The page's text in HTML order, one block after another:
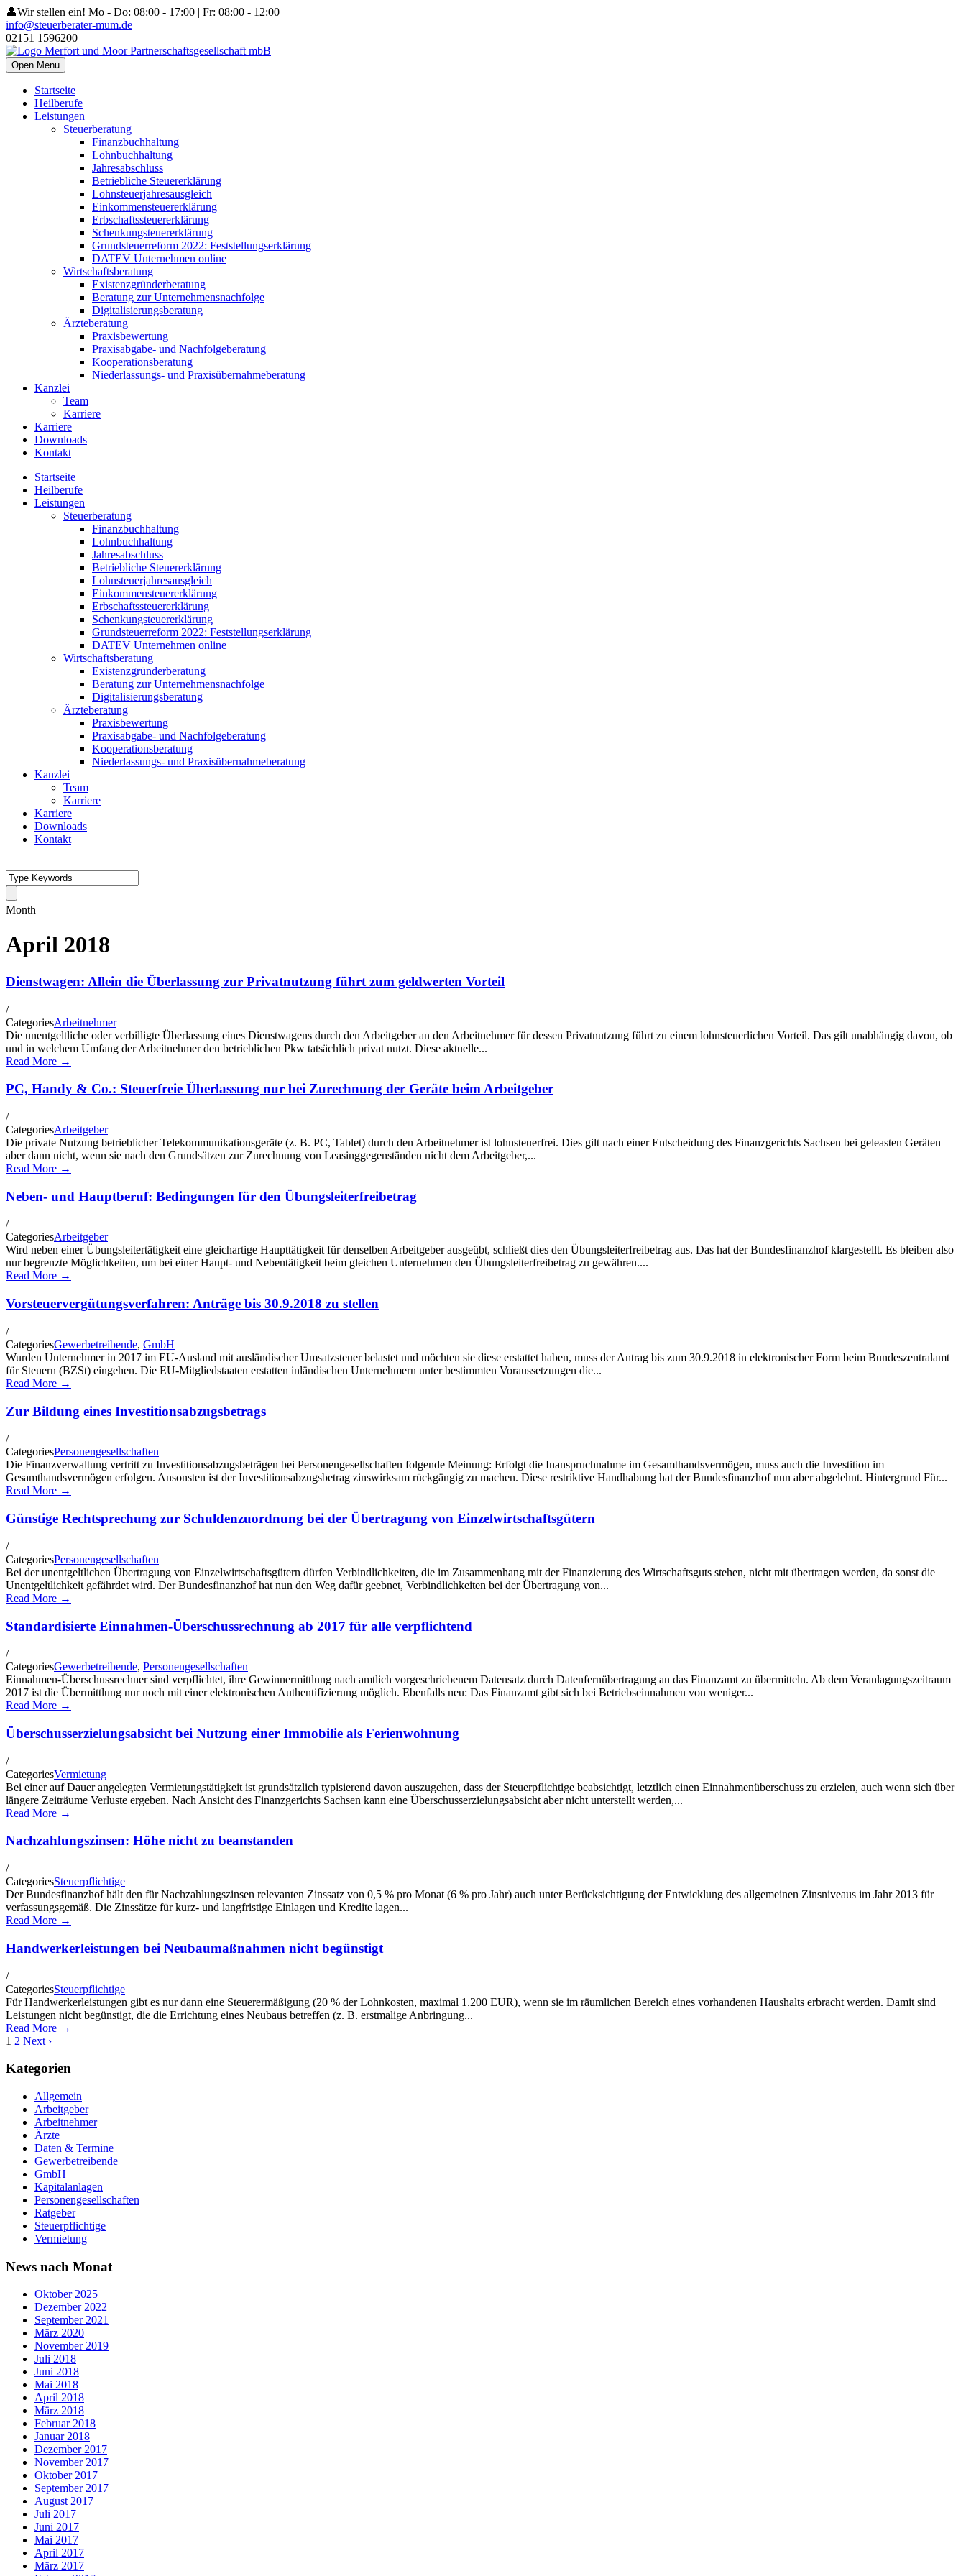
👤Wir stellen ein! Mo - Do: 08:00 - 17:00 | Fr: 08:00 - 12:00
info@steuerberater-mum.de
02151 1596200
Open Menu
Startseite
Heilberufe
Leistungen
Steuerberatung
Finanzbuchhaltung
Lohnbuchhaltung
Jahresabschluss
Betriebliche Steuererklärung
Lohnsteuerjahresausgleich
Einkommensteuererklärung
Erbschaftssteuererklärung
Schenkungsteuererklärung
Grundsteuerreform 2022: Feststellungserklärung
DATEV Unternehmen online
Wirtschaftsberatung
Existenzgründerberatung
Beratung zur Unternehmensnachfolge
Digitalisierungsberatung
Ärzteberatung
Praxisbewertung
Praxisabgabe- und Nachfolgeberatung
Kooperationsberatung
Niederlassungs- und Praxisübernahmeberatung
Kanzlei
Team
Karriere
Karriere
Downloads
Kontakt
Startseite
Heilberufe
Leistungen
Steuerberatung
Finanzbuchhaltung
Lohnbuchhaltung
Jahresabschluss
Betriebliche Steuererklärung
Lohnsteuerjahresausgleich
Einkommensteuererklärung
Erbschaftssteuererklärung
Schenkungsteuererklärung
Grundsteuerreform 2022: Feststellungserklärung
DATEV Unternehmen online
Wirtschaftsberatung
Existenzgründerberatung
Beratung zur Unternehmensnachfolge
Digitalisierungsberatung
Ärzteberatung
Praxisbewertung
Praxisabgabe- und Nachfolgeberatung
Kooperationsberatung
Niederlassungs- und Praxisübernahmeberatung
Kanzlei
Team
Karriere
Karriere
Downloads
Kontakt
Month
April 2018
Dienstwagen: Allein die Überlassung zur Privatnutzung führt zum geldwerten Vorteil
/
CategoriesArbeitnehmer
Die unentgeltliche oder verbilligte Überlassung eines Dienstwagens durch den Arbeitgeber an den Arbeitnehmer für dessen Privatnutzung führt zu einem lohnsteuerlichen Vorteil. Das gilt unabhängig davon, ob
und in welchem Umfang der Arbeitnehmer den betrieblichen Pkw tatsächlich privat nutzt. Diese aktuelle...
Read More →
PC, Handy & Co.: Steuerfreie Überlassung nur bei Zurechnung der Geräte beim Arbeitgeber
/
CategoriesArbeitgeber
Die private Nutzung betrieblicher Telekommunikationsgeräte (z. B. PC, Tablet) durch den Arbeitnehmer ist lohnsteuerfrei. Dies gilt nach einer Entscheidung des Finanzgerichts Sachsen bei geleasten Geräten
aber dann nicht, wenn sie nach den Grundsätzen zur Zurechnung von Leasinggegenständen nicht dem Arbeitgeber,...
Read More →
Neben- und Hauptberuf: Bedingungen für den Übungsleiterfreibetrag
/
CategoriesArbeitgeber
Wird neben einer Übungsleitertätigkeit eine gleichartige Haupttätigkeit für denselben Arbeitgeber ausgeübt, schließt dies den Übungsleiterfreibetrag aus. Das hat der Bundesfinanzhof klargestellt. Es bleiben also
nur begrenzte Möglichkeiten, um bei einer Haupt- und Nebentätigkeit beim gleichen Unternehmen den Übungsleiterfreibetrag zu gewähren....
Read More →
Vorsteuervergütungsverfahren: Anträge bis 30.9.2018 zu stellen
/
CategoriesGewerbetreibende, GmbH
Wurden Unternehmer in 2017 im EU-Ausland mit ausländischer Umsatzsteuer belastet und möchten sie diese erstattet haben, muss der Antrag bis zum 30.9.2018 in elektronischer Form beim Bundeszentralamt
für Steuern (BZSt) eingehen. Die EU-Mitgliedstaaten erstatten inländischen Unternehmern unter bestimmten Voraussetzungen die...
Read More →
Zur Bildung eines Investitionsabzugsbetrags
/
CategoriesPersonengesellschaften
Die Finanzverwaltung vertritt zu Investitionsabzugsbeträgen bei Personengesellschaften folgende Meinung: Erfolgt die Inanspruchnahme im Gesamthandsvermögen, muss auch die Investition im
Gesamthandsvermögen erfolgen. Ansonsten ist der Investitionsabzugsbetrag zinswirksam rückgängig zu machen. Diese restriktive Handhabung hat der Bundesfinanzhof nun aber abgelehnt. Hintergrund Für...
Read More →
Günstige Rechtsprechung zur Schuldenzuordnung bei der Übertragung von Einzelwirtschaftsgütern
/
CategoriesPersonengesellschaften
Bei der unentgeltlichen Übertragung von Einzelwirtschaftsgütern dürfen Verbindlichkeiten, die im Zusammenhang mit der Finanzierung des Wirtschaftsguts stehen, nicht mit übertragen werden, da sonst die
Unentgeltlichkeit gefährdet wird. Der Bundesfinanzhof hat nun den Weg dafür geebnet, Verbindlichkeiten bei der Übertragung von...
Read More →
Standardisierte Einnahmen-Überschussrechnung ab 2017 für alle verpflichtend
/
CategoriesGewerbetreibende, Personengesellschaften
Einnahmen-Überschussrechner sind verpflichtet, ihre Gewinnermittlung nach amtlich vorgeschriebenem Datensatz durch Datenfernübertragung an das Finanzamt zu übermitteln. Ab dem Veranlagungszeitraum
2017 ist die Übermittlung nur noch mit einer elektronischen Authentifizierung möglich. Ebenfalls neu: Das Finanzamt gibt sich bei Betriebseinnahmen von weniger...
Read More →
Überschusserzielungsabsicht bei Nutzung einer Immobilie als Ferienwohnung
/
CategoriesVermietung
Bei einer auf Dauer angelegten Vermietungstätigkeit ist grundsätzlich typisierend davon auszugehen, dass der Steuerpflichtige beabsichtigt, letztlich einen Einnahmenüberschuss zu erzielen, auch wenn sich über
längere Zeiträume Verluste ergeben. Nach Ansicht des Finanzgerichts Sachsen kann eine Überschusserzielungsabsicht aber nicht unterstellt werden,...
Read More →
Nachzahlungszinsen: Höhe nicht zu beanstanden
/
CategoriesSteuerpflichtige
Der Bundesfinanzhof hält den für Nachzahlungszinsen relevanten Zinssatz von 0,5 % pro Monat (6 % pro Jahr) auch unter Berücksichtigung der Entwicklung des allgemeinen Zinsniveaus im Jahr 2013 für
verfassungsgemäß. Die Zinssätze für kurz- und langfristige Einlagen und Kredite lagen...
Read More →
Handwerkerleistungen bei Neubaumaßnahmen nicht begünstigt
/
CategoriesSteuerpflichtige
Für Handwerkerleistungen gibt es nur dann eine Steuerermäßigung (20 % der Lohnkosten, maximal 1.200 EUR), wenn sie im räumlichen Bereich eines vorhandenen Haushalts erbracht werden. Damit sind
Leistungen nicht begünstigt, die die Errichtung eines Neubaus betreffen (z. B. erstmalige Anbringung...
Read More →
1 2 Next ›
Kategorien
Allgemein
Arbeitgeber
Arbeitnehmer
Ärzte
Daten & Termine
Gewerbetreibende
GmbH
Kapitalanlagen
Personengesellschaften
Ratgeber
Steuerpflichtige
Vermietung
News nach Monat
Oktober 2025
Dezember 2022
September 2021
März 2020
November 2019
Juli 2018
Juni 2018
Mai 2018
April 2018
März 2018
Februar 2018
Januar 2018
Dezember 2017
November 2017
Oktober 2017
September 2017
August 2017
Juli 2017
Juni 2017
Mai 2017
April 2017
März 2017